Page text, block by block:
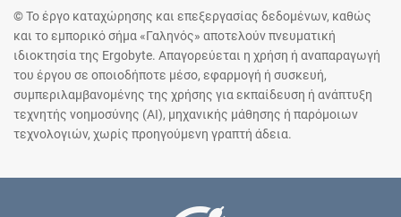
© Το έργο καταχώρησης και επεξεργασίας δεδομένων, καθώς
και το εμπορικό σήμα «Γαληνός» αποτελούν πνευματική
ιδιοκτησία της Ergobyte. Απαγορεύεται η χρήση ή αναπαραγωγή
του έργου σε οποιοδήποτε μέσο, εφαρμογή ή συσκευή,
συμπεριλαμβανομένης της χρήσης για εκπαίδευση ή ανάπτυξη
τεχνητής νοημοσύνης (AI), μηχανικής μάθησης ή παρόμοιων
τεχνολογιών, χωρίς προηγούμενη γραπτή άδεια.